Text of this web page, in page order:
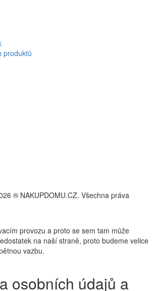
produktů
® NAKUPDOMU.CZ. Všechna práva
provozu a proto se sem tam může
na naší straně, proto budeme velice
vazbu.
osobních údajů a